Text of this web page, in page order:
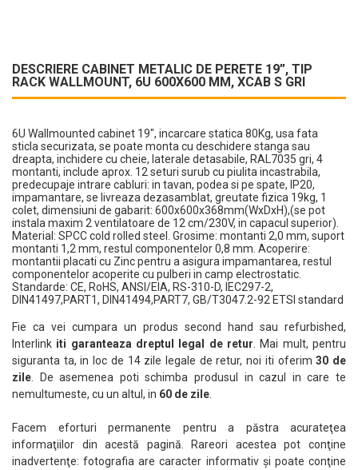
DESCRIERE CABINET METALIC DE PERETE 19”, TIP
RACK WALLMOUNT, 6U 600X600 MM, XCAB S GRI
6U Wallmounted cabinet 19", incarcare statica 80Kg, usa fata
sticla securizata, se poate monta cu deschidere stanga sau
dreapta, inchidere cu cheie, laterale detasabile, RAL7035 gri, 4
montanti, include aprox. 12 seturi surub cu piulita incastrabila,
predecupaje intrare cabluri: in tavan, podea si pe spate, IP20,
impamantare, se livreaza dezasamblat, greutate fizica 19kg, 1
colet, dimensiuni de gabarit: 600x600x368mm(WxDxH),(se pot
instala maxim 2 ventilatoare de 12 cm/230V, in capacul superior).
Material: SPCC cold rolled steel. Grosime: montanti 2,0 mm, suport
montanti 1,2 mm, restul componentelor 0,8 mm. Acoperire:
montantii placati cu Zinc pentru a asigura impamantarea, restul
componentelor acoperite cu pulberi in camp electrostatic.
Standarde: CE, RoHS, ANSI/EIA, RS-310-D, IEC297-2,
DIN41497,PART1, DIN41494,PART7, GB/T3047.2-92 ETSI standard
Fie ca vei cumpara un produs second hand sau refurbished,
Interlink iti garanteaza dreptul legal de retur . Mai mult, pentru
siguranta ta, in loc de 14 zile legale de retur, noi iti oferim30 de
zile . De asemenea poti schimba produsul in cazul in care te
nemultumeste, cu un altul, in 60 de zile
Facem eforturi permanente pentru a păstra acurateţea
informaţiilor din acestă pagină. Rareori acestea pot conţine
inadvertenţe: fotografia are caracter informativ şi poate conţine